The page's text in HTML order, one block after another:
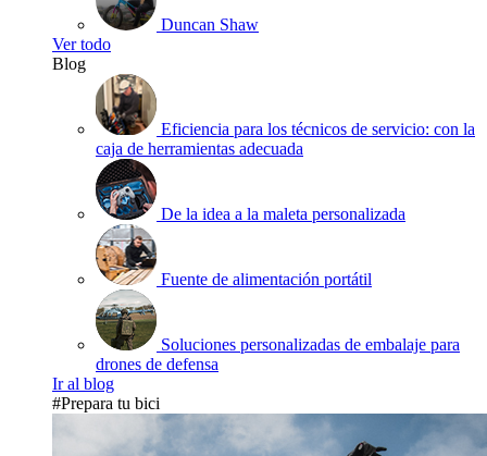
Duncan Shaw
Ver todo
Blog
Eficiencia para los técnicos de servicio: con la
caja de herramientas adecuada
De la idea a la maleta personalizada
Fuente de alimentación portátil
Soluciones personalizadas de embalaje para
drones de defensa
Ir al blog
#Prepara tu bici